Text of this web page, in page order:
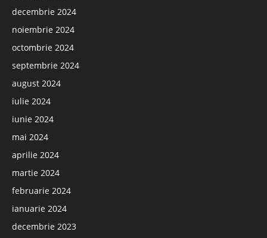
decembrie 2024
noiembrie 2024
octombrie 2024
septembrie 2024
august 2024
iulie 2024
iunie 2024
mai 2024
aprilie 2024
martie 2024
februarie 2024
ianuarie 2024
decembrie 2023